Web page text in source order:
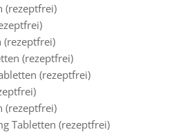
(rezeptfrei)
(rezeptfrei)
(rezeptfrei)
(rezeptfrei)
(rezeptfrei)
Tabletten (rezeptfrei)